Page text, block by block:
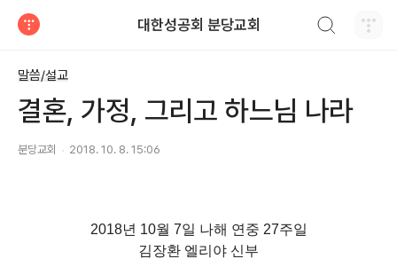
대한성공회 분당교회
말씀/설교
결혼, 가정, 그리고 하느님 나라
분당교회 2018. 10. 8. 15:06
2018년 10월 7일 나해 연중 27주일
김장환 엘리야 신부